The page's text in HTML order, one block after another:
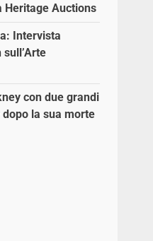
Heritage Auctions
Intervista
con due grandi
la sua morte